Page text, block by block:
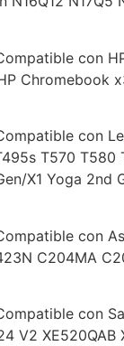
con
Chromebook
con
T570 T580
X1 Yoga
con
C204MA
con
V2